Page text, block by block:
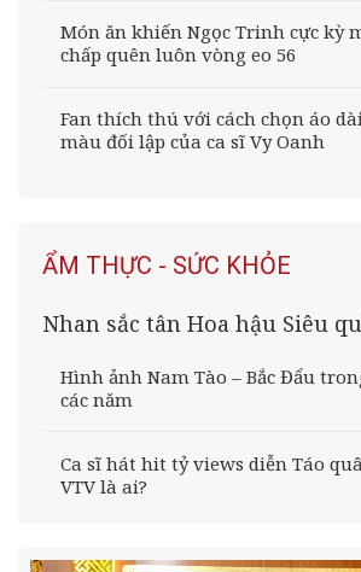
Món ăn khiến Ngọc Trinh cực kỳ
chấp quên luôn vòng eo 56
Fan thích thú với cách chọn áo
màu đối lập của ca sĩ Vy Oanh
ẨM THỰC - SỨC KHỎE
Nhan sắc tân Hoa hậu Siêu
Hình ảnh Nam Tào – Bắc Đẩu
các năm
Ca sĩ hát hit tỷ views diễn Táo
VTV là ai?